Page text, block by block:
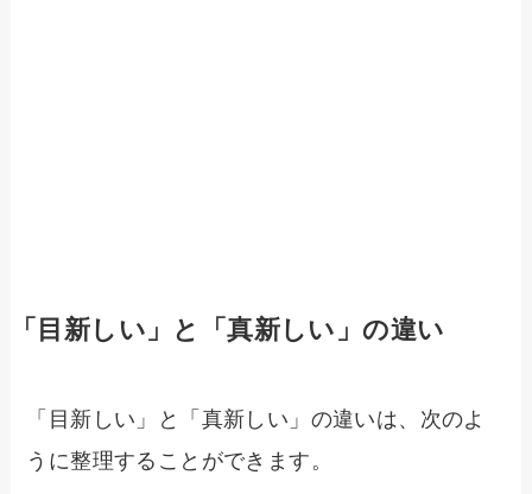
「目新しい」と「真新しい」の違い
「目新しい」と「真新しい」の違いは、次のよ
うに整理することができます。